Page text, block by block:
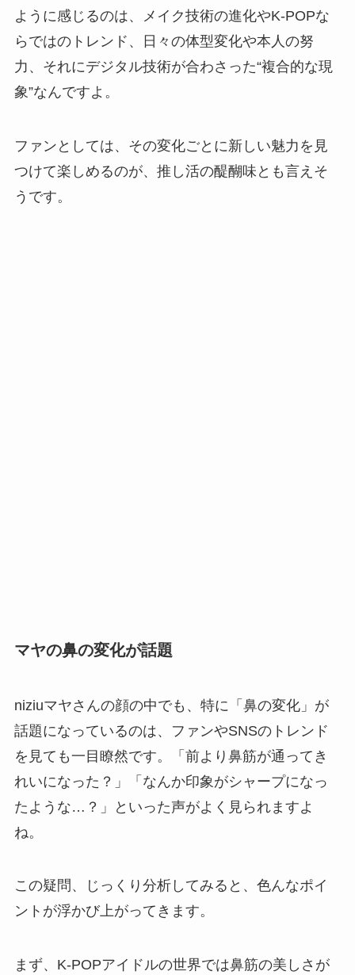
ように感じるのは、メイク技術の進化やK-POPな
らではのトレンド、日々の体型変化や本人の努
力、それにデジタル技術が合わさった“複合的な現
象”なんですよ。
ファンとしては、その変化ごとに新しい魅力を見
つけて楽しめるのが、推し活の醍醐味とも言えそ
うです。
マヤの鼻の変化が話題
niziuマヤさんの顔の中でも、特に「鼻の変化」が
話題になっているのは、ファンやSNSのトレンド
を見ても一目瞭然です。「前より鼻筋が通ってき
れいになった？」「なんか印象がシャープになっ
たような…？」といった声がよく見られますよ
ね。
この疑問、じっくり分析してみると、色んなポイ
ントが浮かび上がってきます。
まず、K-POPアイドルの世界では鼻筋の美しさが